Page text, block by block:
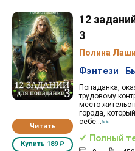
Читать
Купить 189 ₽
12
3
Полина
Попаданка,
трудовому
место
города,
себе...
>>
Фэнтези
Полный